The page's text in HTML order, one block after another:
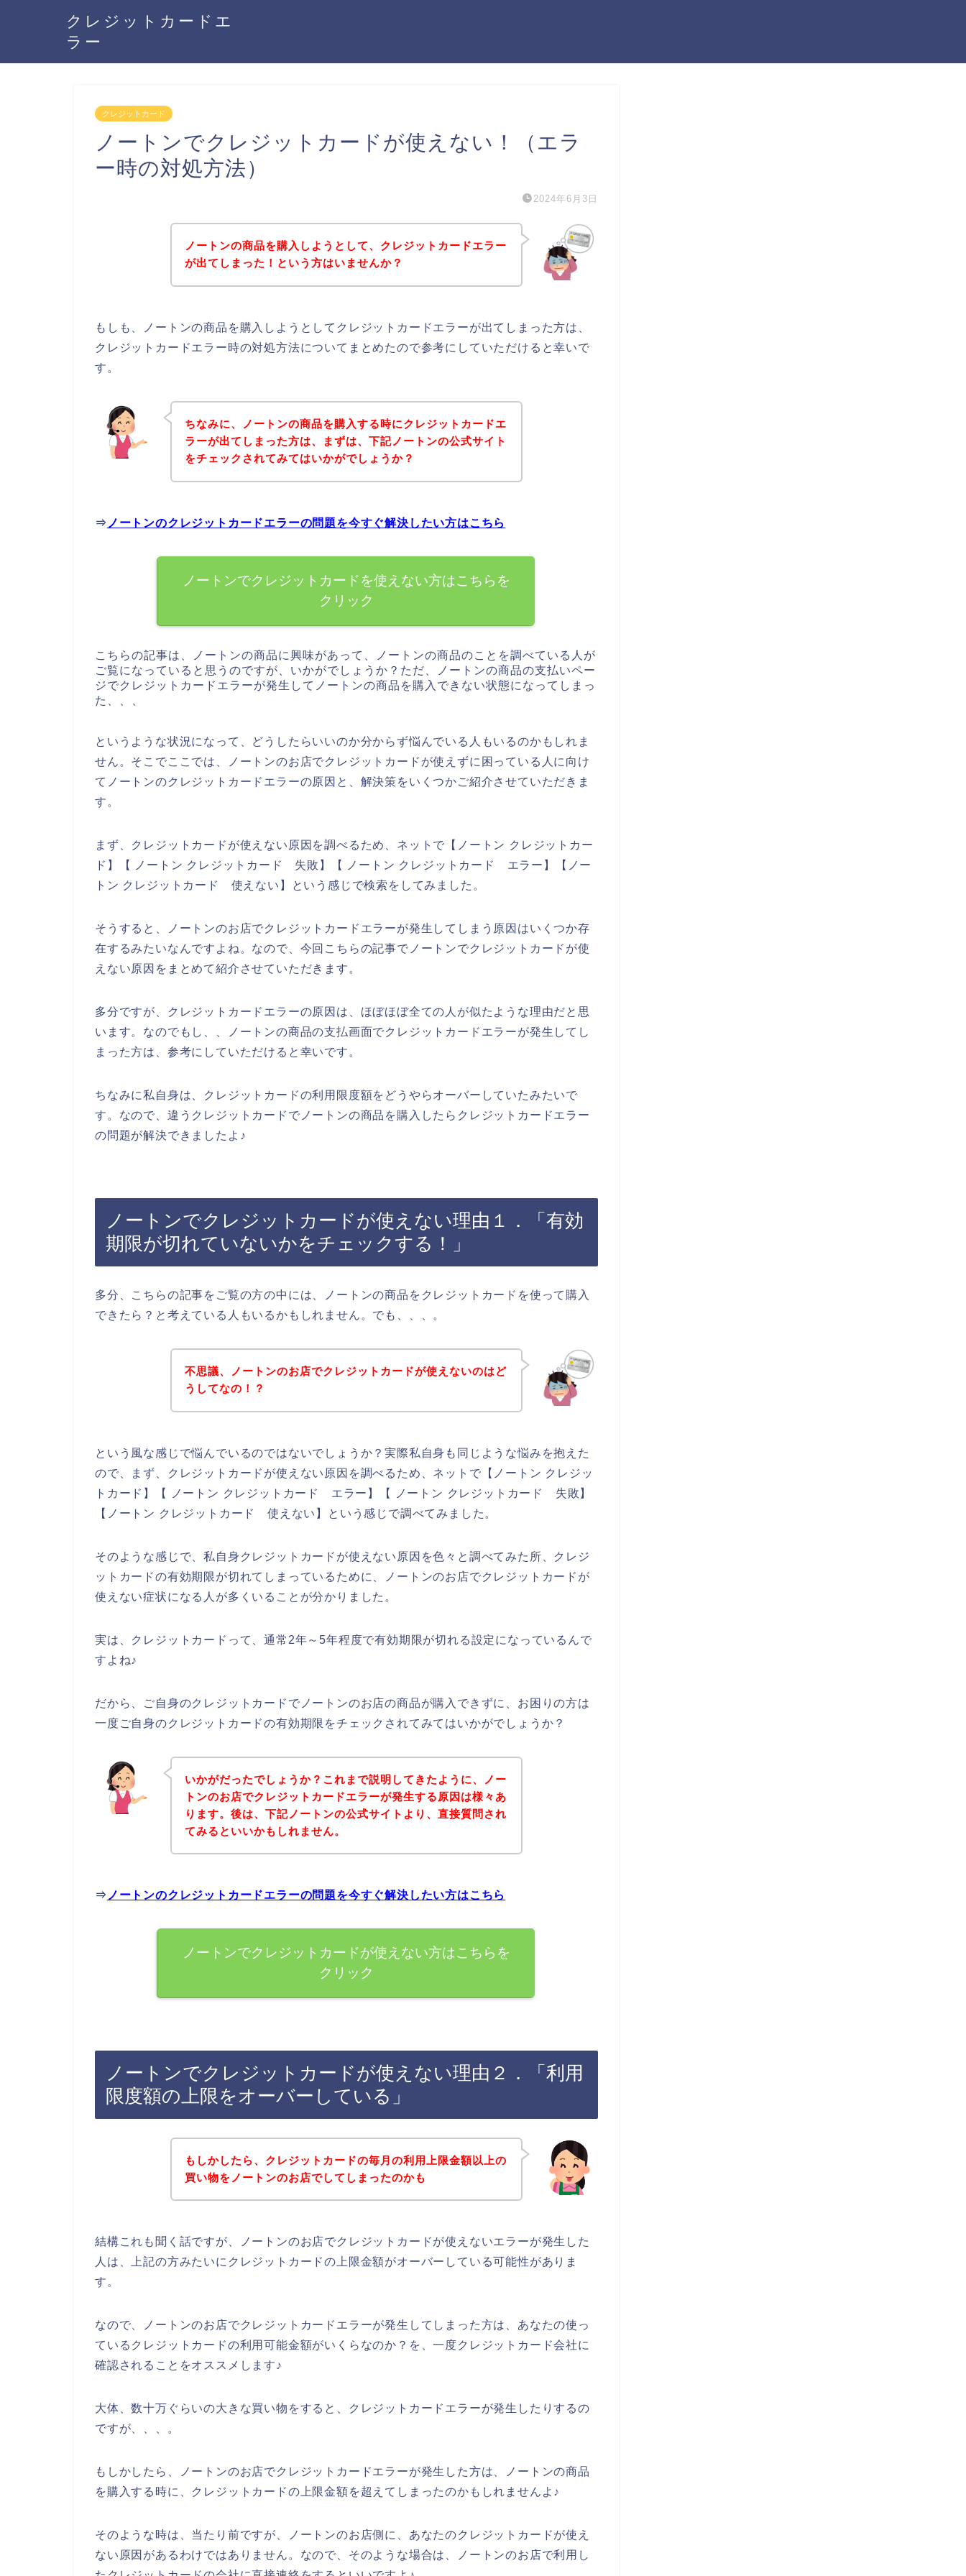
クレジットカードエ
ラー
クレジットカード
ノートンでクレジットカードが使えない！（エラ
ー時の対処方法）
2024年6月3日
ノートンの商品を購入しようとして、クレジットカードエラー
が出てしまった！という方はいませんか？
もしも、ノートンの商品を購入しようとしてクレジットカードエラーが出てしまった方は、
クレジットカードエラー時の対処方法についてまとめたので参考にしていただけると幸いで
す。
ちなみに、ノートンの商品を購入する時にクレジットカードエ
ラーが出てしまった方は、まずは、下記ノートンの公式サイト
をチェックされてみてはいかがでしょうか？
⇒ ノートンのクレジットカードエラーの問題を今すぐ解決したい方はこちら
ノートンでクレジットカードを使えない方はこちらを
クリック
こちらの記事は、ノートンの商品に興味があって、ノートンの商品のことを調べている人が
ご覧になっていると思うのですが、いかがでしょうか？ただ、ノートンの商品の支払いペー
ジでクレジットカードエラーが発生してノートンの商品を購入できない状態になってしまっ
た、、、
というような状況になって、どうしたらいいのか分からず悩んでいる人もいるのかもしれま
せん。そこでここでは、ノートンのお店でクレジットカードが使えずに困っている人に向け
てノートンのクレジットカードエラーの原因と、解決策をいくつかご紹介させていただきま
す。
まず、クレジットカードが使えない原因を調べるため、ネットで【ノートン クレジットカー
ド】【 ノートン クレジットカード 失敗】【 ノートン クレジットカード エラー】【ノー
トン クレジットカード 使えない】という感じで検索をしてみました。
そうすると、ノートンのお店でクレジットカードエラーが発生してしまう原因はいくつか存
在するみたいなんですよね。なので、今回こちらの記事でノートンでクレジットカードが使
えない原因をまとめて紹介させていただきます。
多分ですが、クレジットカードエラーの原因は、ほぼほぼ全ての人が似たような理由だと思
います。なのでもし、、ノートンの商品の支払画面でクレジットカードエラーが発生してし
まった方は、参考にしていただけると幸いです。
ちなみに私自身は、クレジットカードの利用限度額をどうやらオーバーしていたみたいで
す。なので、違うクレジットカードでノートンの商品を購入したらクレジットカードエラー
の問題が解決できましたよ♪
ノートンでクレジットカードが使えない理由１．「有効
期限が切れていないかをチェックする！」
多分、こちらの記事をご覧の方の中には、ノートンの商品をクレジットカードを使って購入
できたら？と考えている人もいるかもしれません。でも、、、。
不思議、ノートンのお店でクレジットカードが使えないのはど
うしてなの！？
という風な感じで悩んでいるのではないでしょうか？実際私自身も同じような悩みを抱えた
ので、まず、クレジットカードが使えない原因を調べるため、ネットで【ノートン クレジッ
トカード】【 ノートン クレジットカード エラー】【 ノートン クレジットカード 失敗】
【ノートン クレジットカード 使えない】という感じで調べてみました。
そのような感じで、私自身クレジットカードが使えない原因を色々と調べてみた所、クレジ
ットカードの有効期限が切れてしまっているために、ノートンのお店でクレジットカードが
使えない症状になる人が多くいることが分かりました。
実は、クレジットカードって、通常2年～5年程度で有効期限が切れる設定になっているんで
すよね♪
だから、ご自身のクレジットカードでノートンのお店の商品が購入できずに、お困りの方は
一度ご自身のクレジットカードの有効期限をチェックされてみてはいかがでしょうか？
いかがだったでしょうか？これまで説明してきたように、ノー
トンのお店でクレジットカードエラーが発生する原因は様々あ
ります。後は、下記ノートンの公式サイトより、直接質問され
てみるといいかもしれません。
⇒ ノートンのクレジットカードエラーの問題を今すぐ解決したい方はこちら
ノートンでクレジットカードが使えない方はこちらを
クリック
ノートンでクレジットカードが使えない理由２．「利用
限度額の上限をオーバーしている」
もしかしたら、クレジットカードの毎月の利用上限金額以上の
買い物をノートンのお店でしてしまったのかも
結構これも聞く話ですが、ノートンのお店でクレジットカードが使えないエラーが発生した
人は、上記の方みたいにクレジットカードの上限金額がオーバーしている可能性がありま
す。
なので、ノートンのお店でクレジットカードエラーが発生してしまった方は、あなたの使っ
ているクレジットカードの利用可能金額がいくらなのか？を、一度クレジットカード会社に
確認されることをオススメします♪
大体、数十万ぐらいの大きな買い物をすると、クレジットカードエラーが発生したりするの
ですが、、、。
もしかしたら、ノートンのお店でクレジットカードエラーが発生した方は、ノートンの商品
を購入する時に、クレジットカードの上限金額を超えてしまったのかもしれませんよ♪
そのような時は、当たり前ですが、ノートンのお店側に、あなたのクレジットカードが使え
ない原因があるわけではありません。なので、そのような場合は、ノートンのお店で利用し